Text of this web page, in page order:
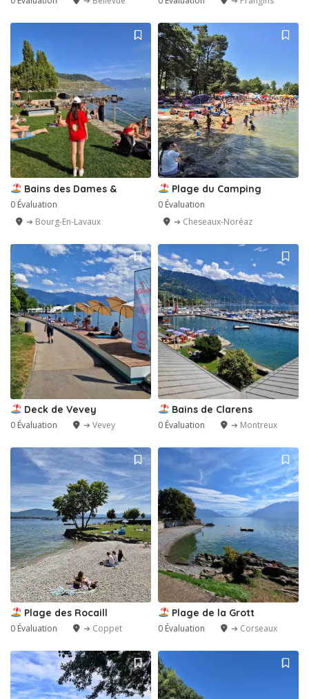
Bains des Dames &
0 Évaluation
➔ Bourg-En-Lavaux
Plage du Camping
0 Évaluation
➔ Cheseaux-Noréaz
Deck de Vevey
0 Évaluation ➔ Vevey
Bains de Clarens
0 Évaluation ➔ Montreux
Plage des Rocaill
0 Évaluation ➔ Coppet
Plage de la Grott
0 Évaluation ➔ Corseaux